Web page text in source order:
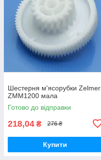
Шестерня м'ясорубки Zelmer
ZMM1200 мала
Готово до відправки
218,04 ₴ 276 ₴
Купити